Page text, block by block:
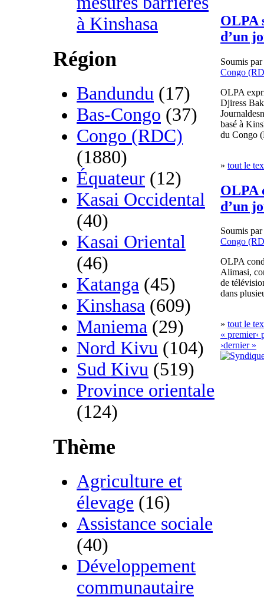
à Kinshasa
Région
Bandundu (17)
Bas-Congo (37)
Congo (RDC)
(1880)
Équateur (12)
Kasai Occidental
(40)
Kasai Oriental
(46)
Katanga (45)
Kinshasa (609)
Maniema (29)
Nord Kivu (104)
Sud Kivu (519)
Province orientale
(124)
Thème
Agriculture et
élevage (16)
Assistance sociale
(40)
Développement
communautaire
OLPA
d’un
Soumis par
Congo
OLPA
Djiress
basé à
du Congo
» tout le
OLPA
d’un
Soumis par
Congo
OLPA
Alimasi,
de
dans
» tout le
« premier‹
›dernier »